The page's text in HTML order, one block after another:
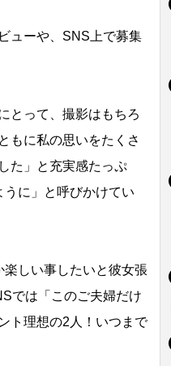
ューや、SNS上で募集
とって、撮影はもちろ
もに私の思いをたくさ
た」と充実感たっぷ
に」と呼びかけてい
しい事したいと彼女張
では「このご夫婦だけ
ト理想の2人！いつまで